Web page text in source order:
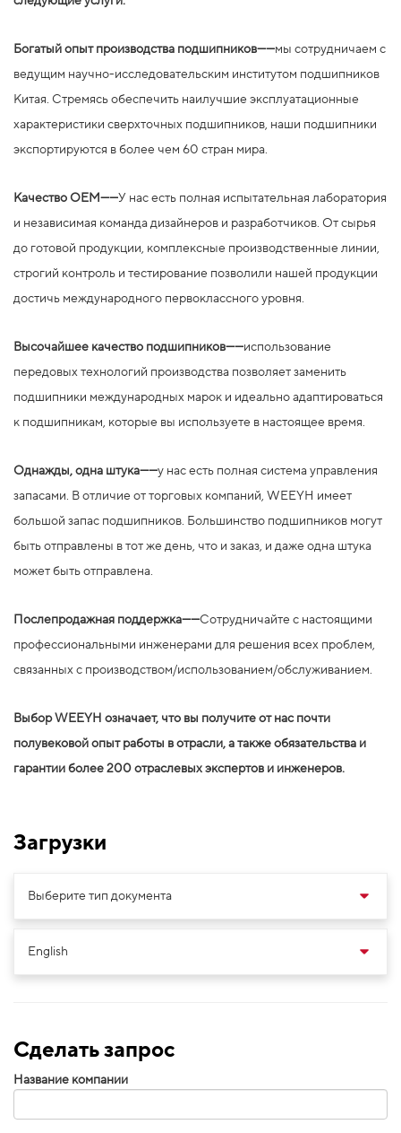
Богатый опыт производства подшипников——мы сотрудничаем с
ведущим научно-исследовательским институтом подшипников
Китая. Стремясь обеспечить наилучшие эксплуатационные
характеристики сверхточных подшипников, наши подшипники
экспортируются в более чем 60 стран мира.
Качество OEM——У нас есть полная испытательная лаборатория
и независимая команда дизайнеров и разработчиков. От сырья
до готовой продукции, комплексные производственные линии,
строгий контроль и тестирование позволили нашей продукции
достичь международного первоклассного уровня.
Высочайшее качество подшипников——использование
передовых технологий производства позволяет заменить
подшипники международных марок и идеально адаптироваться
к подшипникам, которые вы используете в настоящее время.
Однажды, одна штука——у нас есть полная система управления
запасами. В отличие от торговых компаний, WEEYH имеет
большой запас подшипников. Большинство подшипников могут
быть отправлены в тот же день, что и заказ, и даже одна штука
может быть отправлена.
Послепродажная поддержка——Сотрудничайте с настоящими
профессиональными инженерами для решения всех проблем,
связанных с производством/использованием/обслуживанием.
Выбор WEEYH означает, что вы получите от нас почти
полувековой опыт работы в отрасли, а также обязательства и
гарантии более 200 отраслевых экспертов и инженеров.
Загрузки
Сделать запрос
Название компании